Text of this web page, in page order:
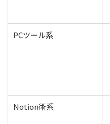
PCツール系
Notion術系